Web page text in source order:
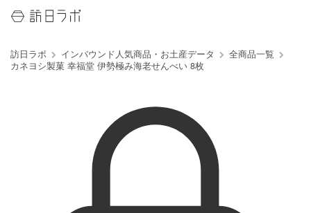
訪日ラボ インバウンド人気商品・お土産データ
全商品一覧
カネヨシ製菓 幸福堂 伊勢極み海老せんべい 8枚